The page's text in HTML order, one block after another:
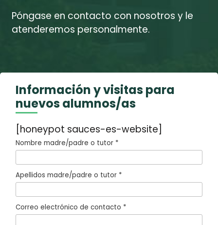
Póngase en contacto con nosotros y le
atenderemos personalmente.
Información y visitas para
nuevos alumnos/as
[honeypot sauces-es-website]
Nombre madre/padre o tutor *
Apellidos madre/padre o tutor *
Correo electrónico de contacto *